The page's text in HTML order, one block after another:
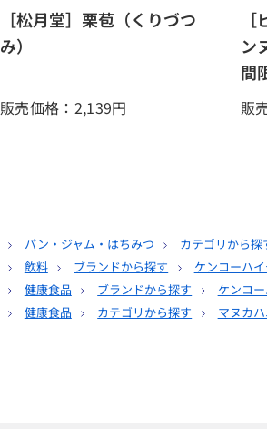
［松月堂］栗苞（くりづつ
み）
販売価格：2,139円
ン
間
販
パン・ジャム・はちみつ カテゴリから探
飲料 ブランドから探す ケンコーハ
健康食品 ブランドから探す ケンコ
健康食品 カテゴリから探す マヌカ